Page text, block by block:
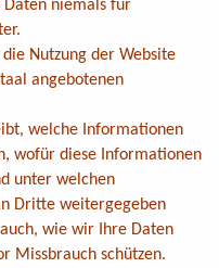
niemals für
Nutzung der Website
angebotenen
welche Informationen
wofür diese Informationen
unter welchen
Dritte weitergegeben
wie wir Ihre Daten
Missbrauch schützen.